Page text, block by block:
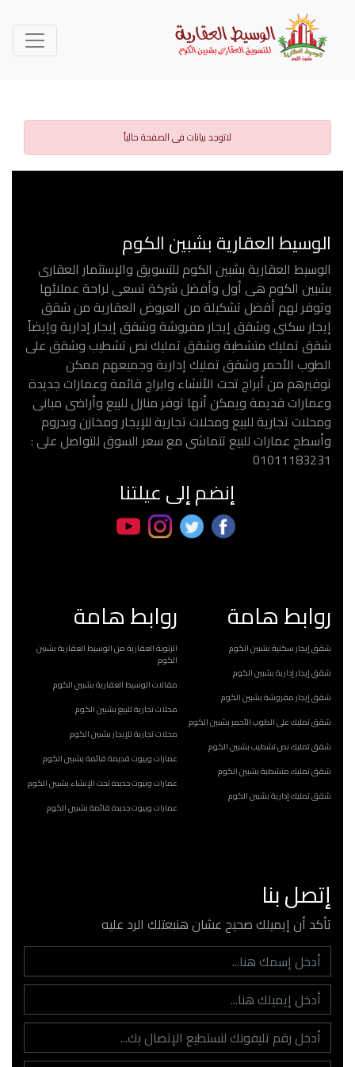
لاتوجد بيانات فى الصفحة حالياً
الوسيط العقارية بشبين الكوم
الوسيط العقارية بشبين الكوم للتسويق والإستثمار العقارى
بشبين الكوم هى أول وأفضل شركة تسعى لراحة عملائها
وتوفر لهم أفضل تشكيلة من العروض العقارية من شقق
إيجار سكنى وشقق إيجار مفروشة وشقق إيجار إدارية وإيضاً
شقق تمليك متشطبة وشقق تمليك نص تشطيب وشقق على
الطوب الأحمر وشقق تمليك إدارية وجميعهم ممكن
توفيرهم من أبراج تحت الأنشاء وابراج قائمة وعمارات جديدة
وعمارات قديمة ويمكن أنها توفر منازل للبيع وأراضى مبانى
ومحلات تجارية للبيع ومحلات تجارية للإيجار ومخازن وبدروم
وأسطح عمارات للبيع تتماشى مع سعر السوق للتواصل على :
01011183231
إنضم إلى عيلتنا
روابط هامة
شقق إيجار سكنية بشبين الكوم
شقق إيجار إدارية بشبين الكوم
شقق إيجار مفروشة بشبين الكوم
شقق تمليك على الطوب الأحمر بشبين الكوم
شقق تمليك نص تشطيب بشبين الكوم
شقق تمليك متشطبة بشبين الكوم
شقق تمليك إدارية بشبين الكوم
روابط هامة
الزتونة العقارية من الوسيط العقارية بشبين
الكوم
مقالات الوسيط العقارية بشبين الكوم
محلات تجارية للبيع بشبين الكوم
محلات تجارية للإيجار بشبين الكوم
عمارات وبيوت قديمة قائمة بشبين الكوم
عمارات وبيوت جديدة تحت الإنشاء بشبين الكوم
عمارات وبيوت جديدة قائمة بشبين الكوم
إتصل بنا
تأكد أن إيميلك صحيح عشان هنبعتلك الرد عليه